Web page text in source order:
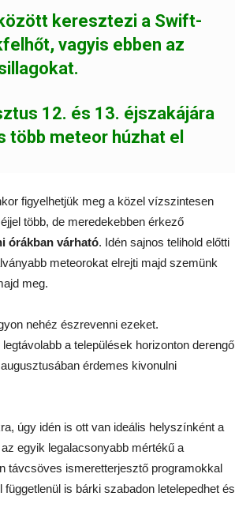
keresztezi a Swift-
vagyis ebben az
12. és 13. éjszakájára
több meteor húzhat el
figyelhetjük meg a közel vízszintesen
több, de meredekebben érkező
órákban várható. Idén sajnos telihold előtti
meteorokat elrejti majd szemünk
meg.
nehéz észrevenni ezeket.
legtávolabb a települések horizonton derengő
érdemes kivonulni
úgy idén is ott van ideális helyszínként a
egyik legalacsonyabb mértékű a
távcsöves ismeretterjesztő programokkal
is bárki szabadon letelepedhet és